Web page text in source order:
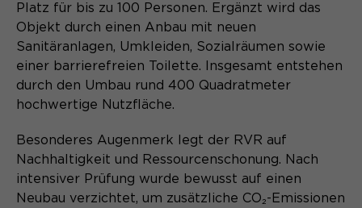
Name cookie_optin
Anbieter Sgalinski
Zweck
Speichert den Zustimmungsstatus des
Benutzers für Cookies auf der
aktuellen Domäne.
Zweck
Temporäre Session-ID, ohne
personenbezogene Daten.
Platz für bis zu 100 Personen. Ergänzt wird das
Objekt durch einen Anbau mit neuen
Sanitäranlagen, Umkleiden, Sozialräumen sowie
einer barrierefreien Toilette. Insgesamt entstehen
durch den Umbau rund 400 Quadratmeter
hochwertige Nutzfläche.
Besonderes Augenmerk legt der RVR auf
Nachhaltigkeit und Ressourcenschonung. Nach
intensiver Prüfung wurde bewusst auf einen
Neubau verzichtet, um zusätzliche CO₂-Emissionen